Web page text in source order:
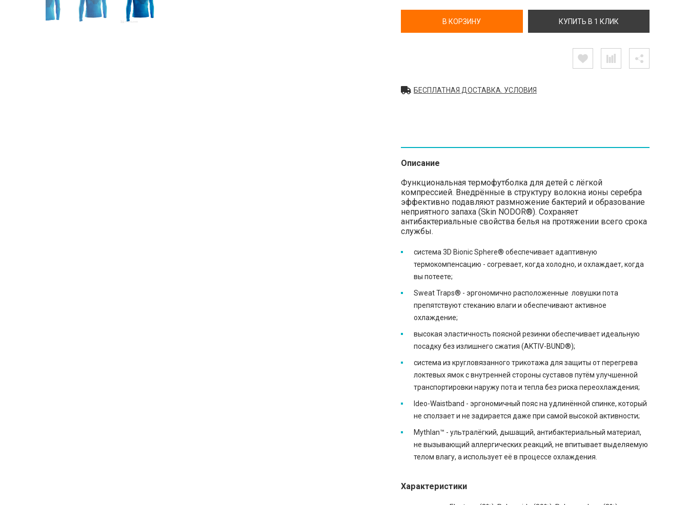
В КОРЗИНУ КУПИТЬ В 1 КЛИК
БЕСПЛАТНАЯ ДОСТАВКА. УСЛОВИЯ
Описание
Функциональная термофутболка для детей с лёгкой
компрессией. Внедрённые в структуру волокна ионы серебра
эффективно подавляют размножение бактерий и образование
неприятного запаха (Skin NODOR®). Сохраняет
антибактериальные свойства белья на протяжении всего срока
службы.
система 3D Bionic Sphere® обеспечивает адаптивную
термокомпенсацию - согревает, когда холодно, и охлаждает, когда
вы потеете;
Sweat Traps® - эргономично расположенные ловушки пота
препятствуют стеканию влаги и обеспечивают активное
охлаждение;
высокая эластичность поясной резинки обеспечивает идеальную
посадку без излишнего сжатия (AKTIV-BUND®);
система из кругловязанного трикотажа для защиты от перегрева
локтевых ямок с внутренней стороны суставов путём улучшенной
транспортировки наружу пота и тепла без риска переохлаждения;
Ideo-Waistband - эргономичный пояс на удлинённой спинке, который
не сползает и не задирается даже при самой высокой активности;
Mythlan™ - ультралёгкий, дышащий, антибактериальный материал,
не вызывающий аллергических реакций, не впитывает выделяемую
телом влагу, а использует её в процессе охлаждения.
Характеристики